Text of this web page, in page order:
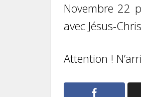
Novembre 22
avec Jésus-
Attention !